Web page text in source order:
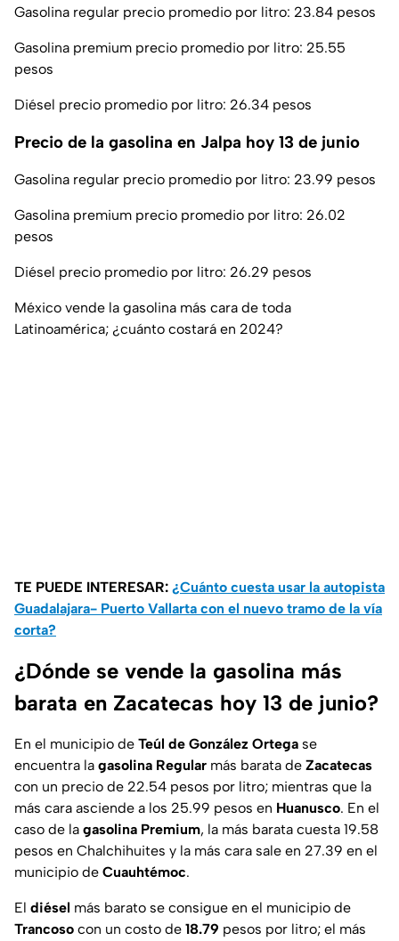
Gasolina regular precio promedio por litro: 23.84 pesos
Gasolina premium precio promedio por litro: 25.55
pesos
Diésel precio promedio por litro: 26.34 pesos
Precio de la gasolina en Jalpa hoy 13 de junio
Gasolina regular precio promedio por litro: 23.99 pesos
Gasolina premium precio promedio por litro: 26.02
pesos
Diésel precio promedio por litro: 26.29 pesos
México vende la gasolina más cara de toda
Latinoamérica; ¿cuánto costará en 2024?
TE PUEDE INTERESAR: ¿Cuánto cuesta usar la autopista
Guadalajara- Puerto Vallarta con el nuevo tramo de la vía
corta?
¿Dónde se vende la gasolina más
barata en Zacatecas hoy 13 de junio?
En el municipio de Teúl de González Ortega se
encuentra la gasolina Regular más barata de Zacatecas
con un precio de 22.54 pesos por litro; mientras que la
más cara asciende a los 25.99 pesos en Huanusco. En el
caso de la gasolina Premium, la más barata cuesta 19.58
pesos en Chalchihuites y la más cara sale en 27.39 en el
municipio de Cuauhtémoc.
El diésel más barato se consigue en el municipio de
Trancoso con un costo de 18.79 pesos por litro; el más